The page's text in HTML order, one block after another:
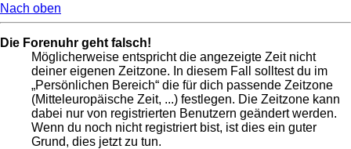
Nach oben
Die Forenuhr geht falsch!
Möglicherweise entspricht die angezeigte Zeit nicht
deiner eigenen Zeitzone. In diesem Fall solltest du im
„Persönlichen Bereich“ die für dich passende Zeitzone
(Mitteleuropäische Zeit, ...) festlegen. Die Zeitzone kann
dabei nur von registrierten Benutzern geändert werden.
Wenn du noch nicht registriert bist, ist dies ein guter
Grund, dies jetzt zu tun.